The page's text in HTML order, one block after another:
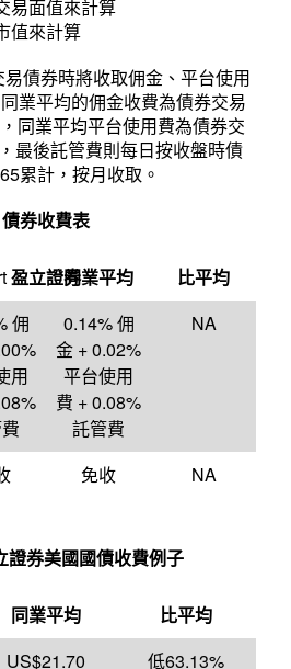
易面值來計算
值來計算
易債券時將收取佣金、平台使用
同業平均的佣金收費為債券交易
，同業平均平台使用費為債券交
最後託管費則每日按收盤時債
累計，按月收取。
債券收費表
盈立證券同業平均
比平均
佣
用
0.14% 佣
金 + 0.02%
平台使用
費 + 0.08%
託管費
NA
免收 NA
證券美國國債收費例子
同業平均
比平均
US$21.70 低63.13%